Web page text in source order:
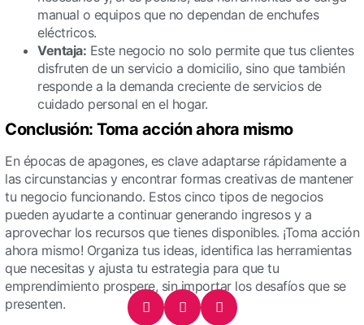
manual o equipos que no dependan de enchufes
eléctricos.
Ventaja: Este negocio no solo permite que tus clientes
disfruten de un servicio a domicilio, sino que también
responde a la demanda creciente de servicios de
cuidado personal en el hogar.
Conclusión: Toma acción ahora mismo
En épocas de apagones, es clave adaptarse rápidamente a
las circunstancias y encontrar formas creativas de mantener
tu negocio funcionando. Estos cinco tipos de negocios
pueden ayudarte a continuar generando ingresos y a
aprovechar los recursos que tienes disponibles. ¡Toma acción
ahora mismo! Organiza tus ideas, identifica las herramientas
que necesitas y ajusta tu estrategia para que tu
emprendimiento prospere, sin importar los desafíos que se
presenten.